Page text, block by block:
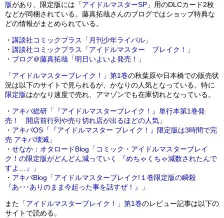
2009年03月05日 11:54
版があり、限定版には「アイドルマスターSP 」用のDLCカード2枚
などが同梱されている。藤真拓哉さんのブログではショップ特典な
どの情報がまとめられている。
・ 講談社コミックプラス「月刊少年ライバル」
・ 講談社コミックプラス「アイドルマスター ブレイク！」
・ ブログ＠藤真拓哉「明日いよいよ発売！」
「アイドルマスターブレイク！」第1巻の秋葉原や日本橋での販売状
況は以下のサイトで見られるが、かなりの人気となっている。特に
限定版はかなり速度で売れ、アマゾンでも在庫切れとなっている。
・ アキバ総研「『アイドルマスターブレイク！』単行本第1巻発
売！ 開店前行列や売り切れ店が出るほどの人気」
・ アキバOS「『アイドルマスター ブレイク！』限定版は3時間で完
売 アキバ壊滅」
・ せなか：オタロードBlog「コミック・アイドルマスターブレイ
ク！の限定版がどんどん減っていく 『めちゃくちゃ減数されたんで
すよ…』」
・ アキバBlog「アイドルマスターブレイク!１巻限定版の瞬殺
『あ･･･ありのまま今起った事を話すぜ！』」
また 「アイドルマスターブレイク！」第1巻のレビュー記事は以下の
サイトで読める。